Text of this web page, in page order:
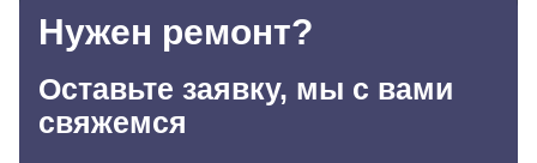
Нужен ремонт?
Оставьте заявку, мы с вами
свяжемся